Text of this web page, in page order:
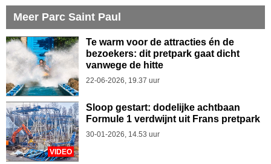
Meer Parc Saint Paul
Te warm voor de attracties én de
bezoekers: dit pretpark gaat dicht
vanwege de hitte
22-06-2026, 19.37 uur
VIDEO
Sloop gestart: dodelijke achtbaan
Formule 1 verdwijnt uit Frans pretpark
30-01-2026, 14.53 uur